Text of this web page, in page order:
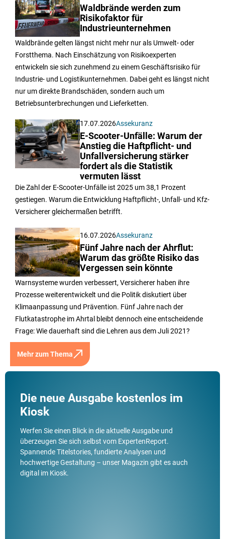
Waldbrände werden zum
Risikofaktor für
Industrieunternehmen
Waldbrände gelten längst nicht mehr nur als Umwelt- oder
Forstthema. Nach Einschätzung von Risikoexperten
entwickeln sie sich zunehmend zu einem Geschäftsrisiko für
Industrie- und Logistikunternehmen. Dabei geht es längst nicht
nur um direkte Brandschäden, sondern auch um
Betriebsunterbrechungen und Lieferketten.
17.07.2026Assekuranz
E-Scooter-Unfälle: Warum der
Anstieg die Haftpflicht- und
Unfallversicherung stärker
fordert als die Statistik
vermuten lässt
Die Zahl der E-Scooter-Unfälle ist 2025 um 38,1 Prozent
gestiegen. Warum die Entwicklung Haftpflicht-, Unfall- und Kfz-
Versicherer gleichermaßen betrifft.
16.07.2026Assekuranz
Fünf Jahre nach der Ahrflut:
Warum das größte Risiko das
Vergessen sein könnte
Warnsysteme wurden verbessert, Versicherer haben ihre
Prozesse weiterentwickelt und die Politik diskutiert über
Klimaanpassung und Prävention. Fünf Jahre nach der
Flutkatastrophe im Ahrtal bleibt dennoch eine entscheidende
Frage: Wie dauerhaft sind die Lehren aus dem Juli 2021?
Mehr zum Thema
Die neue Ausgabe kostenlos im
Kiosk
Werfen Sie einen Blick in die aktuelle Ausgabe und
überzeugen Sie sich selbst vom ExpertenReport.
Spannende Titelstories, fundierte Analysen und
hochwertige Gestaltung – unser Magazin gibt es auch
digital im Kiosk.